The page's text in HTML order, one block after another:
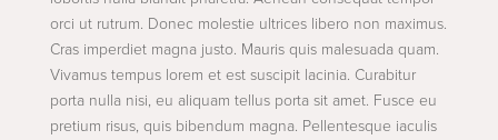
orci ut rutrum. Donec molestie ultrices libero non maximus.
Cras imperdiet magna justo. Mauris quis malesuada quam.
Vivamus tempus lorem et est suscipit lacinia. Curabitur
porta nulla nisi, eu aliquam tellus porta sit amet. Fusce eu
pretium risus, quis bibendum magna. Pellentesque iaculis